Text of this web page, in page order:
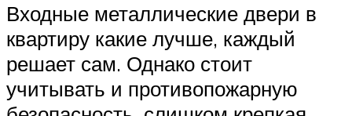
Входные металлические двери в
квартиру какие лучше, каждый
решает сам. Однако стоит
учитывать и противопожарную